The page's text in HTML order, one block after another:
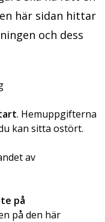
här sidan hittar
och dess
. Hemuppgifterna
kan sitta ostört.
av
på
på den här